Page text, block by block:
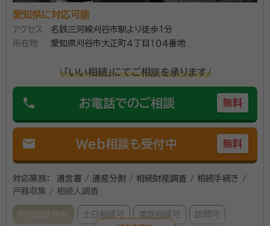
愛知県に対応可能
アクセス
名鉄三河線刈谷市駅より徒歩1分
所在地
愛知県刈谷市大正町４丁目１０４番地
\「いい相続」にてご相談を承ります/
phone お電話でのご相談 無料
mail Web相談も受付中 無料
対応業務：
遺言書 / 遺産分割 / 相続財産調査 / 相続手続き /
戸籍収集 / 相続人調査
初回面談無料 土日相談可 電話相談可 訪問可